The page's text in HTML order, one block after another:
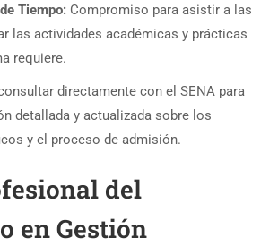
Tiempo: Compromiso para asistir a las
las actividades académicas y prácticas
requiere.
directamente con el SENA para
detallada y actualizada sobre los
y el proceso de admisión.
del
en Gestión